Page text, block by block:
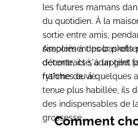
les futures mamans
du quotidien. À la
sortie entre amis,
simplement pour
détente, ils s'adaptent
rythme de vie.
Associés à des baskets
décontracté, à un gilet
fraîches ou à quelques
tenue plus habillée, ils
des indispensables de
grossesse.
Comment